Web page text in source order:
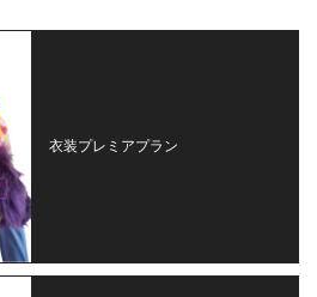
衣装プレミアプラン